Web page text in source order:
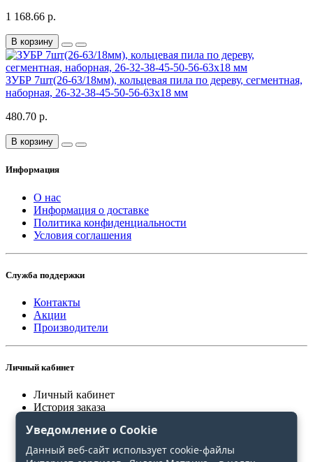
1 168.66 р.
В корзину
ЗУБР 7шт(26-63/18мм), кольцевая пила по дереву, сегментная,
наборная, 26-32-38-45-50-56-63х18 мм
480.70 р.
В корзину
Информация
О нас
Информация о доставке
Политика конфиденциальности
Условия соглашения
Служба поддержки
Контакты
Акции
Производители
Личный кабинет
Личный кабинет
История заказа
Сравнение
Уведомление о Cookie
Данный веб-сайт использует cookie-файлы